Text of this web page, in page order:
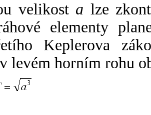
velikost a lze
elementy
Keplerova
levém horním rohu